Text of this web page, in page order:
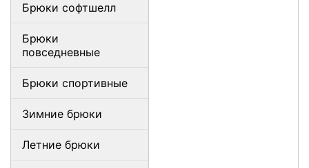
Брюки софтшелл
Брюки
повседневные
Брюки спортивные
Зимние брюки
Летние брюки